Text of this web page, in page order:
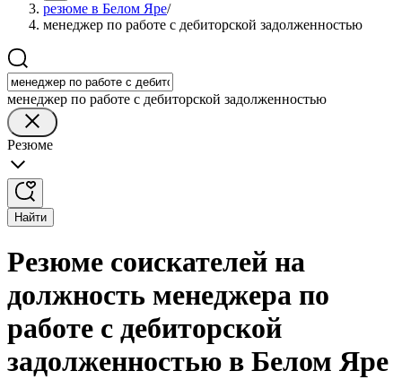
резюме в Белом Яре/
менеджер по работе с дебиторской задолженностью
менеджер по работе с дебиторской задолженностью
Резюме
Найти
Резюме соискателей на
должность менеджера по
работе с дебиторской
задолженностью в Белом Яре